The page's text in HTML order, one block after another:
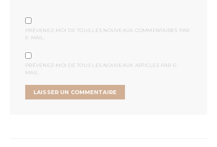
PRÉVENEZ-MOI DE TOUS LES NOUVEAUX COMMENTAIRES PAR
E-MAIL.
PRÉVENEZ-MOI DE TOUS LES NOUVEAUX ARTICLES PAR E-
MAIL.